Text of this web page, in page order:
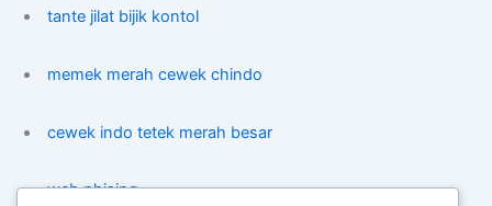
tante jilat bijik kontol
memek merah cewek chindo
cewek indo tetek merah besar
web phising